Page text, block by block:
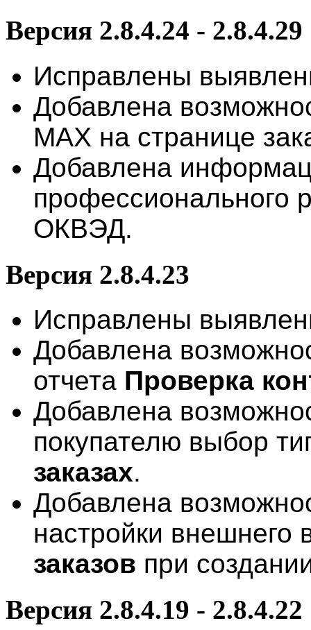
Версия 2.8.4.24 - 2.8.4.29
Исправлены
Добавлена
MAX на странице
Добавлена
профессионального
ОКВЭД.
Версия 2.8.4.23
Исправлены
Добавлена
отчета Проверка
Добавлена
покупателю выбор
заказах.
Добавлена
настройки внешнего
заказов при
Версия 2.8.4.19 - 2.8.4.22